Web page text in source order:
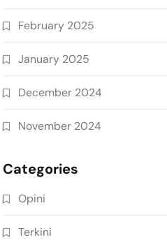
February 2025
January 2025
December 2024
November 2024
Categories
Opini
Terkini